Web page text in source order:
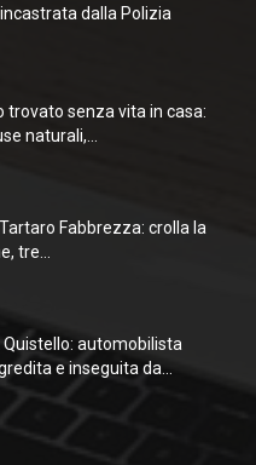
dalla Polizia
trovato senza vita in casa:
naturali,...
Fabbrezza: crolla la
tre...
Quistello: automobilista
e inseguita da...